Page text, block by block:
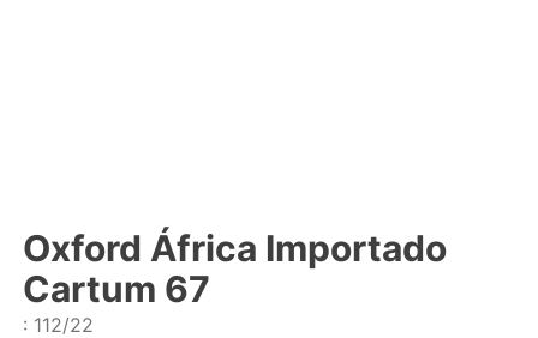
Oxford África Importado
Cartum 67
: 112/22